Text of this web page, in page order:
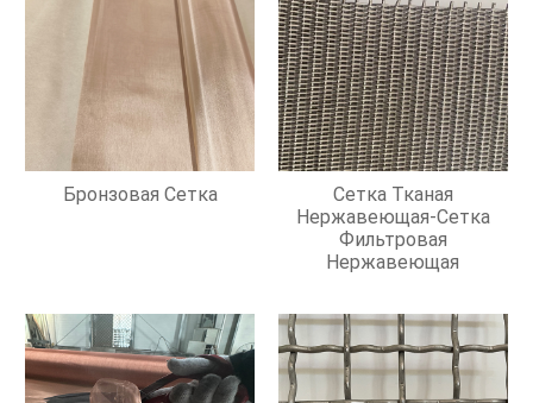
Бронзовая Сетка
Сетка Тканая
Нержавеющая-Сетка
Фильтровая
Нержавеющая